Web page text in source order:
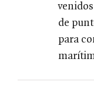
de
para